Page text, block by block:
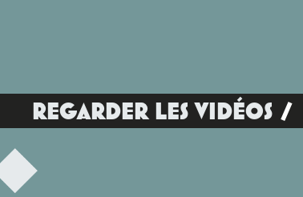
REGARDER LES VIDÉOS